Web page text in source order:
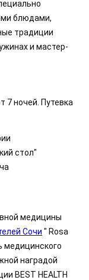
блюдами,
традиции
и мастер-
7 ночей. Путевка
стол"
медицины
Сочи " Rosa
медицинского
наградой
BEST HEALTH